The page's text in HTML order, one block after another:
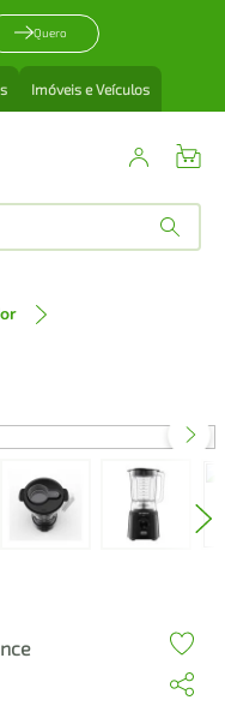
Quero
Imóveis e Veículos